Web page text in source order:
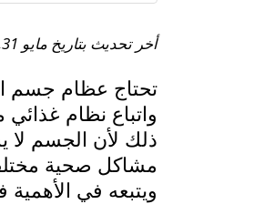
أخر تحديث بتاريخ مايو 31, 2026 | تمت المراجعة الطبية بواسطة:
تحتاج عظام جسم
واتباع نظام
ذلك لأن الجسم لا
مشاكل صحية
ويتبعه في الأهمية